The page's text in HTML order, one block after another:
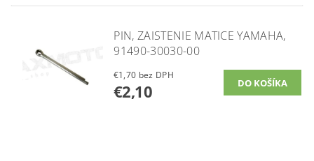
PIN, ZAISTENIE MATICE YAMAHA,
91490-30030-00
€1,70 bez DPH
€2,10